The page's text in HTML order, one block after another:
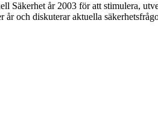
år 2003 för att stimulera,
och diskuterar aktuella